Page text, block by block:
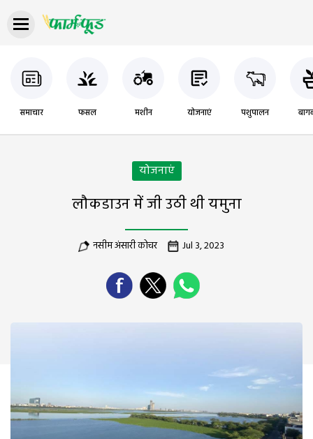
समाचार फसल मशीन योजनाएं पशुपालन
योजनाएं
लौकडाउन में जी उठी थी यमुना
नसीम अंसारी कोचर Jul 3, 2023